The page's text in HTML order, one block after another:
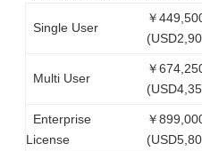
Single User
￥
Multi User
￥
Enterprise
License
￥